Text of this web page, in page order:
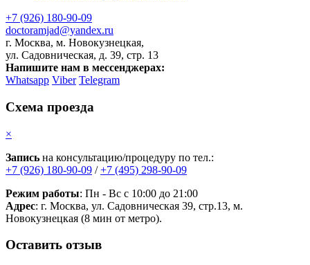
+7 (926) 180-90-09
doctoramjad@yandex.ru
г. Москва, м. Новокузнецкая,
ул. Садовническая, д. 39, стр. 13
Напишите нам в мессенджерах:
Whatsapp Viber Telegram
Схема проезда
×
Запись на консультацию/процедуру по тел.:
+7 (926) 180-90-09 /+7 (495) 298-90-09
Режим работы: Пн - Вс с 10:00 до 21:00
Адрес: г. Москва, ул. Садовническая 39, стр.13, м.
Новокузнецкая (8 мин от метро).
Оставить отзыв